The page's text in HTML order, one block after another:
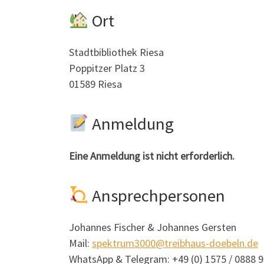
Ort
Stadtbibliothek Riesa
Poppitzer Platz 3
01589 Riesa
Anmeldung
Eine Anmeldung ist nicht erforderlich.
Ansprechpersonen
Johannes Fischer & Johannes Gersten
Mail: spektrum3000@treibhaus-doebeln.de
WhatsApp & Telegram: +49 (0) 1575 / 0888